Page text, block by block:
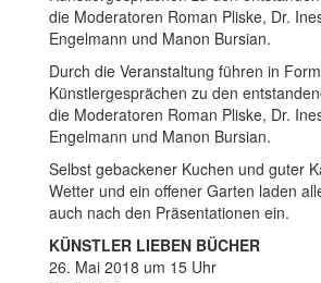
die Moderatoren Roman Pliske, Dr.
Engelmann und Manon Bursian.
Durch die Veranstaltung führen in
Künstlergesprächen zu den
die Moderatoren Roman Pliske, Dr.
Engelmann und Manon Bursian.
Selbst gebackener Kuchen und guter
Wetter und ein offener Garten laden
auch nach den Präsentationen ein.
KÜNSTLER LIEBEN BÜCHER
26. Mai 2018 um 15 Uhr